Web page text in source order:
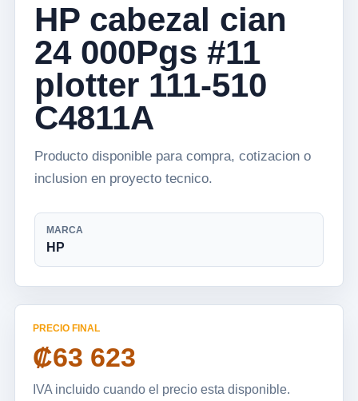
HP cabezal cian
24 000Pgs #11
plotter 111-510
C4811A
Producto disponible para compra, cotizacion o
inclusion en proyecto tecnico.
MARCA
HP
PRECIO FINAL
₡63 623
IVA incluido cuando el precio esta disponible.